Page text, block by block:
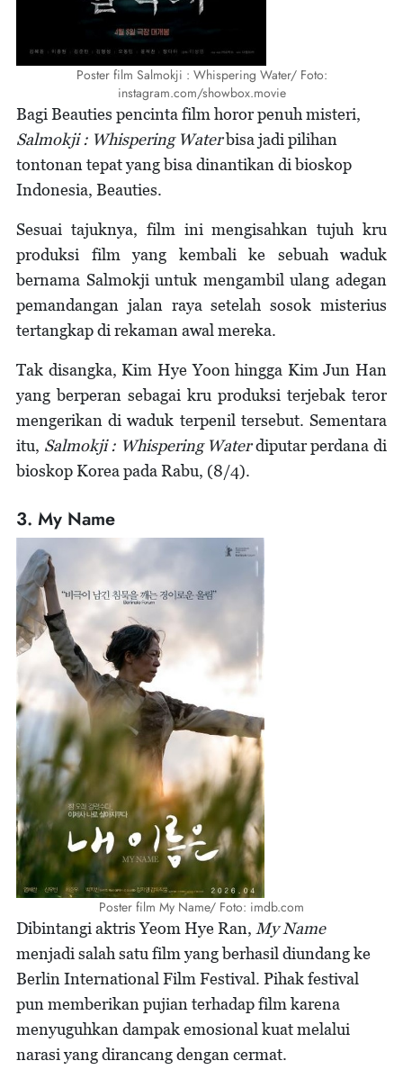
Poster film Salmokji : Whispering Water/ Foto:
instagram.com/showbox.movie
Bagi Beauties pencinta film horor penuh misteri,
Salmokji : Whispering Waterbisa jadi pilihan
tontonan tepat yang bisa dinantikan di bioskop
Indonesia, Beauties.
Sesuai tajuknya, film ini mengisahkan tujuh kru
produksi film yang kembali ke sebuah waduk
bernama Salmokji untuk mengambil ulang adegan
pemandangan jalan raya setelah sosok misterius
tertangkap di rekaman awal mereka.
Tak disangka, Kim Hye Yoon hingga Kim Jun Han
yang berperan sebagai kru produksi terjebak teror
mengerikan di waduk terpenil tersebut. Sementara
itu, Salmokji : Whispering Waterdiputar perdana di
bioskop Korea pada Rabu, (8/4).
3. My Name
Poster film My Name/ Foto: imdb.com
Dibintangi aktris Yeom Hye Ran, My Name
menjadi salah satu film yang berhasil diundang ke
Berlin International Film Festival. Pihak festival
pun memberikan pujian terhadap film karena
menyuguhkan dampak emosional kuat melalui
narasi yang dirancang dengan cermat.